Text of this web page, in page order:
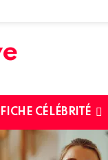
FICHE CÉLÉBRITÉ